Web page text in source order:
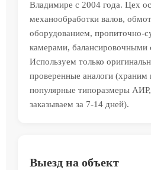
Владимире с 2004 года. Цех
механообработки валов,
оборудованием, пропиточно-
камерами, балансировочными
Используем только
проверенные аналоги (храним
популярные типоразмеры
заказываем за 7-14 дней).
Выезд на объект